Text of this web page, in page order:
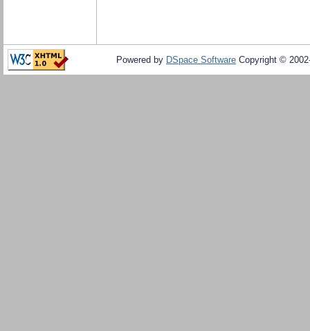
Powered by DSpace Software Copyright ©